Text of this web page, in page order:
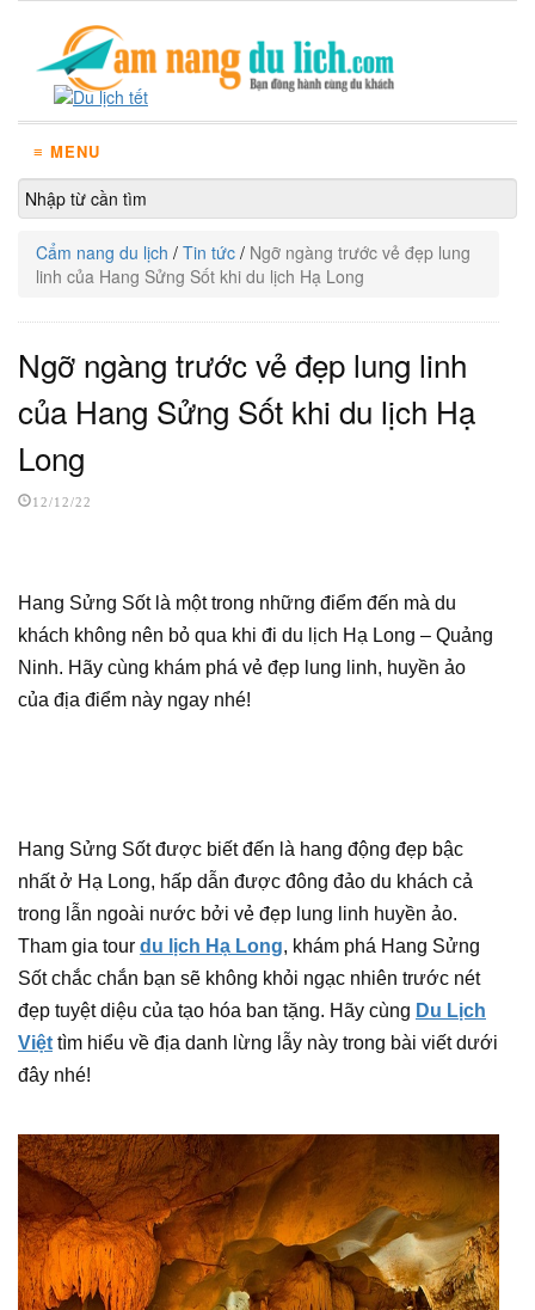
≡ MENU
Cẩm nang du lịch / Tin tức / Ngỡ ngàng trước vẻ đẹp lung
linh của Hang Sửng Sốt khi du lịch Hạ Long
Ngỡ ngàng trước vẻ đẹp lung linh
của Hang Sửng Sốt khi du lịch Hạ
Long
12/12/22
Hang Sửng Sốt là một trong những điểm đến mà du
khách không nên bỏ qua khi đi du lịch Hạ Long – Quảng
Ninh. Hãy cùng khám phá vẻ đẹp lung linh, huyền ảo
của địa điểm này ngay nhé!
Hang Sửng Sốt được biết đến là hang động đẹp bậc
nhất ở Hạ Long, hấp dẫn được đông đảo du khách cả
trong lẫn ngoài nước bởi vẻ đẹp lung linh huyền ảo.
Tham gia tour du lịch Hạ Long, khám phá Hang Sửng
Sốt chắc chắn bạn sẽ không khỏi ngạc nhiên trước nét
đẹp tuyệt diệu của tạo hóa ban tặng. Hãy cùng Du Lịch
Việt tìm hiểu về địa danh lừng lẫy này trong bài viết dưới
đây nhé!